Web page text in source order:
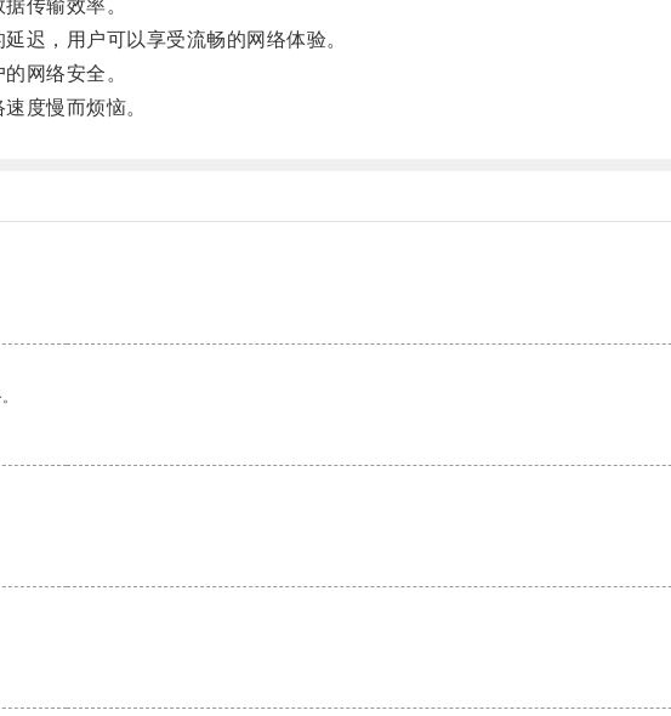
传输效率。
，用户可以享受流畅的网络体验。
网络安全。
度慢而烦恼。